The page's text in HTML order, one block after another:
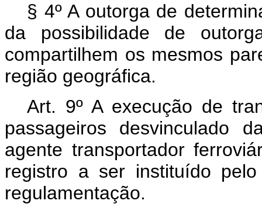
§ 4º A outorga de
da possibilidade de
compartilhem os mesmos
região geográfica.
Art. 9º A execução de
passageiros desvinculado
agente transportador
registro a ser instituído
regulamentação.